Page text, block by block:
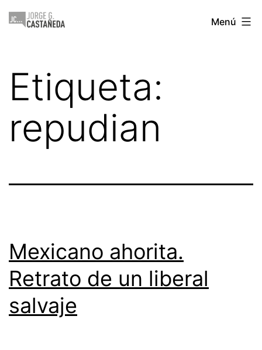
Saltar
Jorge
Menú
Etiqueta:
repudian
Mexicano ahorita.
Retrato de un liberal
salvaje